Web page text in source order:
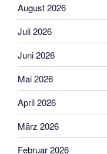
August 2026
Juli 2026
Juni 2026
Mai 2026
April 2026
März 2026
Februar 2026